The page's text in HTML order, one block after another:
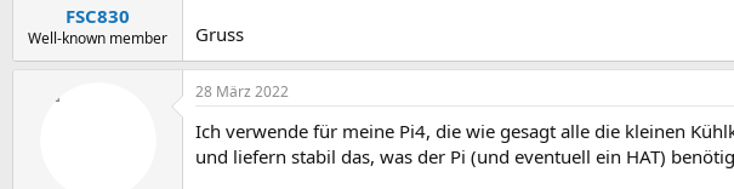
:
FSC830
Well-known member Gruss
28 März 2022
Ich verwende für meine Pi4, die wie gesagt alle die kleinen
und liefern stabil das, was der Pi (und eventuell ein HAT)